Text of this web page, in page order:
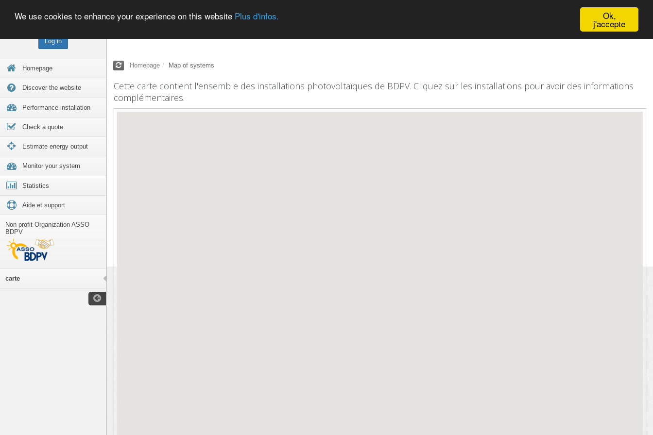
Log in
Homepage
Discover the website
Performance installation
Check a quote
Estimate energy output
Monitor your system
Statistics
Aide et support
Non profit Organization ASSO
BDPV
carte
Ok,
j'accepte
We use cookies to enhance your experience on this website Plus d'infos.
Homepage Map of systems
Cette carte contient l'ensemble des installations photovoltaïques de BDPV. Cliquez sur les installations pour avoir des informations
complémentaires.